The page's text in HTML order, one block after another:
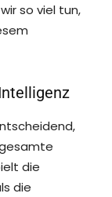
so viel tun,
die
die